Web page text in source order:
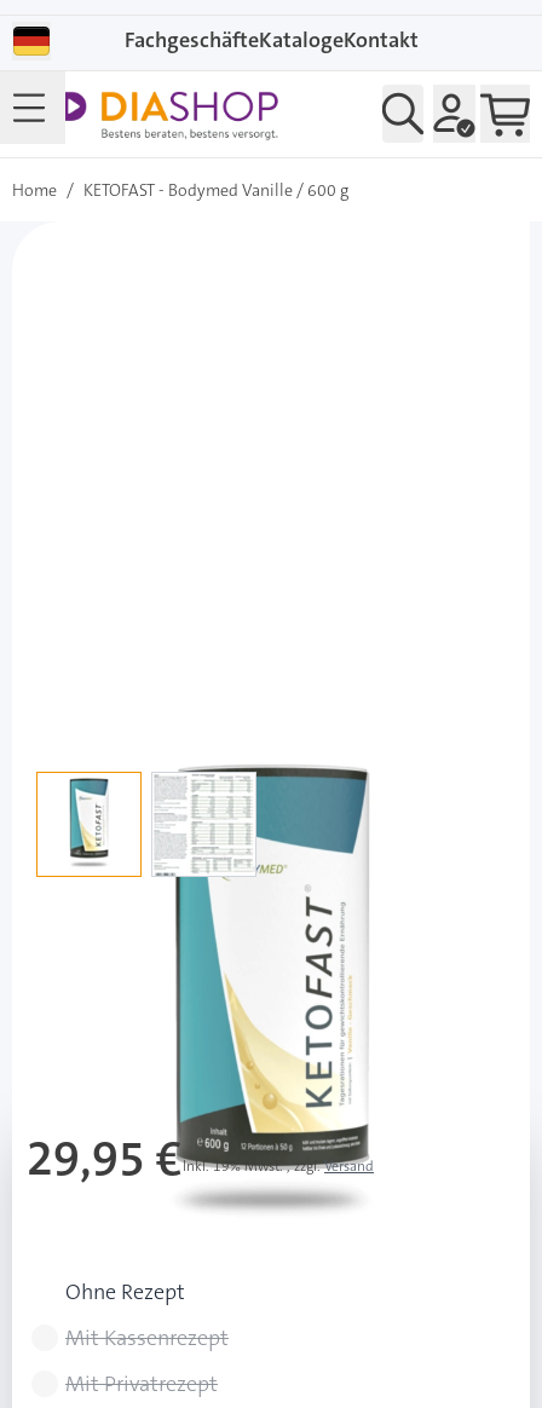
FachgeschäfteKatalogeKontakt
Home / KETOFAST - Bodymed Vanille / 600 g
View larger imageView larger image
KETOFAST - Bodymed Vanille / 600 g
114717
Lieferzeit 3-7 Werktage
29,95 €Inkl. 19% Mwst.,zzgl.Versand
Ohne Rezept
Mit Kassenrezept
Mit Privatrezept